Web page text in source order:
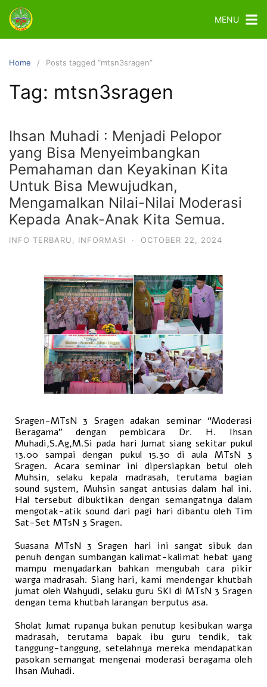
MENU
Home Posts tagged “mtsn3sragen”
Tag: mtsn3sragen
Ihsan Muhadi : Menjadi Pelopor
yang Bisa Menyeimbangkan
Pemahaman dan Keyakinan Kita
Untuk Bisa Mewujudkan,
Mengamalkan Nilai-Nilai Moderasi
Kepada Anak-Anak Kita Semua.
INFO TERBARU INFORMASI · OCTOBER 22, 2024
Sragen-MTsN 3 Sragen adakan seminar “Moderasi
Beragama” dengan pembicara Dr. H. Ihsan
Muhadi,S.Ag,M.Si pada hari Jumat siang sekitar pukul
13.00 sampai dengan pukul 15.30 di aula MTsN 3
Sragen. Acara seminar ini dipersiapkan betul oleh
Muhsin, selaku kepala madrasah, terutama bagian
sound system, Muhsin sangat antusias dalam hal ini.
Hal tersebut dibuktikan dengan semangatnya dalam
mengotak-atik sound dari pagi hari dibantu oleh Tim
Sat-Set MTsN 3 Sragen.
Suasana MTsN 3 Sragen hari ini sangat sibuk dan
penuh dengan sumbangan kalimat-kalimat hebat yang
mampu menyadarkan bahkan mengubah cara pikir
warga madrasah. Siang hari, kami mendengar khutbah
jumat oleh Wahyudi, selaku guru SKI di MTsN 3 Sragen
dengan tema khutbah larangan berputus asa.
Sholat Jumat rupanya bukan penutup kesibukan warga
madrasah, terutama bapak ibu guru tendik, tak
tanggung-tanggung, setelahnya mereka mendapatkan
pasokan semangat mengenai moderasi beragama oleh
Ihsan Muhadi.